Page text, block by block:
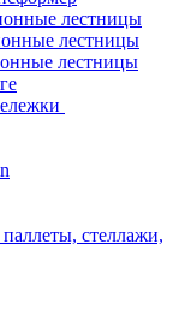
лестницы
лестницы
лестницы
стеллажи,